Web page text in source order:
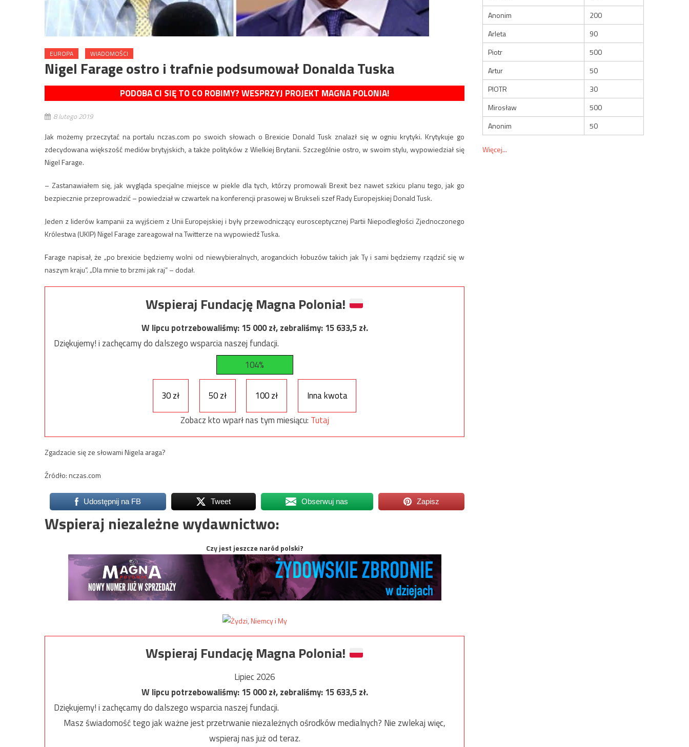
EUROPA WIADOMOŚCI
Nigel Farage ostro i trafnie podsumował Donalda Tuska
PODOBA CI SIĘ TO CO ROBIMY? WESPRZYJ PROJEKT MAGNA POLONIA!
8 lutego 2019
Jak możemy przeczytać na portalu nczas.com po swoich słowach o Brexicie Donald Tusk znalazł się w ogniu krytyki. Krytykuje go
zdecydowana większość mediów brytyjskich, a także polityków z Wielkiej Brytanii. Szczególnie ostro, w swoim stylu, wypowiedział się
Nigel Farage.
– Zastanawiałem się, jak wygląda specjalne miejsce w piekle dla tych, którzy promowali Brexit bez nawet szkicu planu tego, jak go
bezpiecznie przeprowadzić – powiedział w czwartek na konferencji prasowej w Brukseli szef Rady Europejskiej Donald Tusk.
Jeden z liderów kampanii za wyjściem z Unii Europejskiej i były przewodniczący eurosceptycznej Partii Niepodległości Zjednoczonego
Królestwa (UKIP) Nigel Farage zareagował na Twitterze na wypowiedź Tuska.
Farage napisał, że „po brexicie będziemy wolni od niewybieralnych, aroganckich łobuzów takich jak Ty i sami będziemy rządzić się w
naszym kraju”. „Dla mnie to brzmi jak raj” – dodał.
Wspieraj Fundację Magna Polonia!
W lipcu potrzebowaliśmy:15 000zł, zebraliśmy:15 633,5zł.
Dziękujemy! i zachęcamy do dalszego wsparcia naszej fundacji.
104%
30 zł 50 zł 100 zł
Inna kwota
Zobacz kto wparł nas tym miesiącu: Tutaj
Zgadzacie się ze słowami Nigela araga?
Źródło: nczas.com
Udostępnij na FB Tweet Obserwuj nas Zapisz
Wspieraj niezależne wydawnictwo:
Czy jest jeszcze naród polski?
Wspieraj Fundację Magna Polonia!
Lipiec 2026
W lipcu potrzebowaliśmy:15 000zł, zebraliśmy:15 633,5zł.
Dziękujemy! i zachęcamy do dalszego wsparcia naszej fundacji.
Masz świadomość tego jak ważne jest przetrwanie niezależnych ośrodków medialnych? Nie zwlekaj więc,
wspieraj nas już od teraz.
Anonim
200
Arleta
90
Piotr
500
Artur
50
PIOTR
30
Mirosław
500
Anonim
50
Więcej...